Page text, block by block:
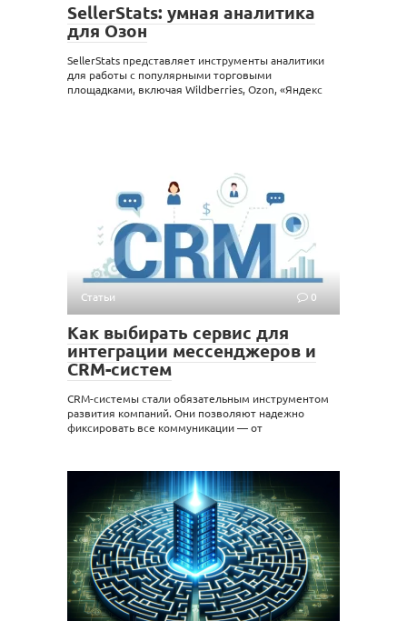
SellerStats: умная аналитика
для Озон
SellerStats представляет инструменты аналитики
для работы с популярными торговыми
площадками, включая Wildberries, Ozon, «Яндекс
Статьи 0
Как выбирать сервис для
интеграции мессенджеров и
CRM-систем
CRM-системы стали обязательным инструментом
развития компаний. Они позволяют надежно
фиксировать все коммуникации — от